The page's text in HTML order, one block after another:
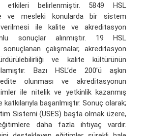
etkileri belirlenmiştir. 5849 HSL
ve mesleki konularda bir sistem
ile kalite ve akreditasyon
sonuçlar alınmıştır. 19 HSL
çalışmalar, akreditasyon
ve kalite kültürünün
Bazı HSL’de 200’ü aşkın
olunması ve akreditasyonun
ile nitelik ve yetkinlik kazanmış
başarılmıştır. Sonuç olarak;
Sistemi (USES) başta olmak üzere,
daha fazla ihtiyaç vardır.